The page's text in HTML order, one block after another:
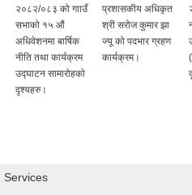
२०८२/०८३ को गााउँ
सभाको १५ औं
अधिवेशनमा बार्षिक
नीति तथा कार्यक्रम
उद्घाटन सामारोहकाे
दृश्यहरु।
प्रशासकीय अधिकृत
श्री सरोज कुमार झा
ज्यू को पदभार ग्रहण
कार्यक्रम।
Services